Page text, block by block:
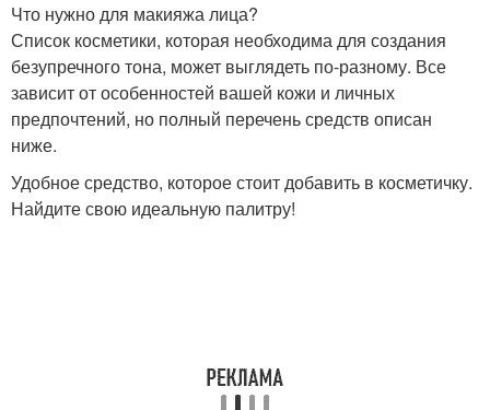
Что нужно для макияжа лица?
Список косметики, которая необходима для создания
безупречного тона, может выглядеть по-разному. Все
зависит от особенностей вашей кожи и личных
предпочтений, но полный перечень средств описан
ниже.
Удобное средство, которое стоит добавить в косметичку.
Найдите свою идеальную палитру!